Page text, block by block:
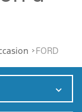
FORD